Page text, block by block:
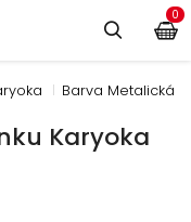
Barva Metalická
Karyoka
0